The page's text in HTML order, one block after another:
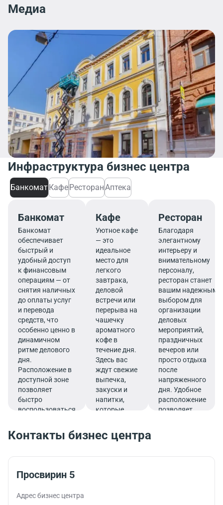
Медиа
Инфраструктура бизнес центра
БанкоматКафеРесторанАптека
Банкомат
Банкомат
обеспечивает
быстрый и
удобный доступ
к финансовым
операциям — от
снятия наличных
до оплаты услуг
и перевода
средств, что
особенно ценно в
динамичном
ритме делового
дня.
Расположение в
доступной зоне
позволяет
быстро
воспользоваться
Кафе
Уютное кафе
— это
идеальное
место для
легкого
завтрака,
деловой
встречи или
перерыва на
чашечку
ароматного
кофе в
течение дня.
Здесь вас
ждут свежие
выпечка,
закуски и
напитки,
которые
бодрости и
продуктивно
Ресторан
Благодаря
элегантному
интерьеру и
внимательному
персоналу,
ресторан станет
вашим надежным
выбором для
организации
деловых
мероприятий,
праздничных
вечеров или
просто отдыха
после
напряженного
дня. Удобное
расположение
позволяет
рабочим
Контакты бизнес центра
Просвирин 5
Адрес бизнес центра